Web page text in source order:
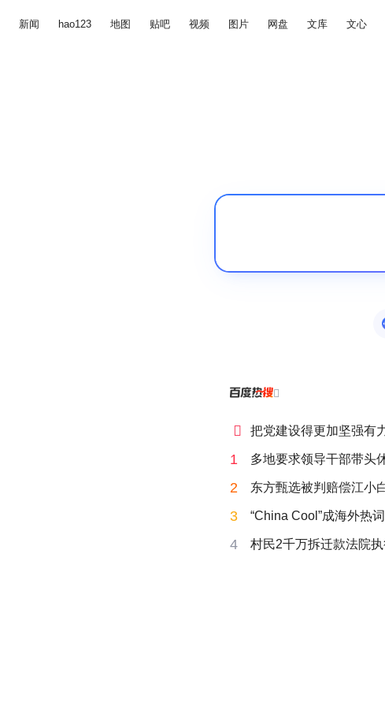
新闻 hao123 地图 贴吧 视频 图片 网盘 文库 文心

 把党建设得更加坚强有
1 多地要求领导干部带头
2 东方甄选被判赔偿江小
3 “China Cool”成海外热词
4 村民2千万拆迁款法院执行